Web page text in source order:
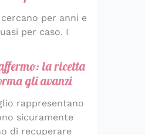
per anni e
per caso. I
la ricetta
gli avanzi
rappresentano
sicuramente
di recuperare